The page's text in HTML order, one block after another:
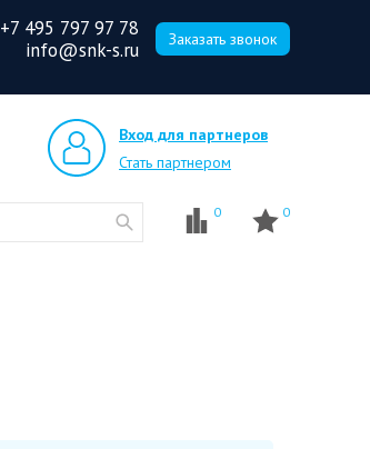
+7 495 797 97 78
info@snk-s.ru
Заказать звонок
Вход для партнеров
Стать партнером
0 0